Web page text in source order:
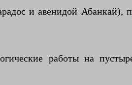
и авенидой Абанкай),
работы на